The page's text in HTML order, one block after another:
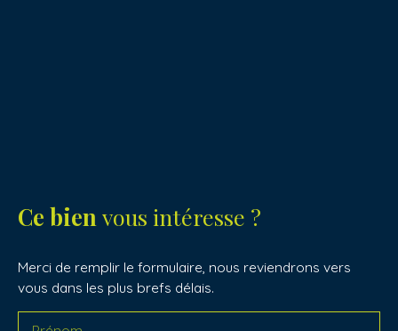
Ce bien vous intéresse ?
Merci de remplir le formulaire, nous reviendrons vers
vous dans les plus brefs délais.